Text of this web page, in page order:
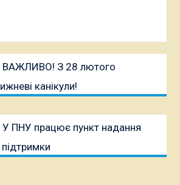
публікація:
ВАЖЛИВО! З 28 лютого
канікули!
публікація:
У ПНУ працює пункт надання